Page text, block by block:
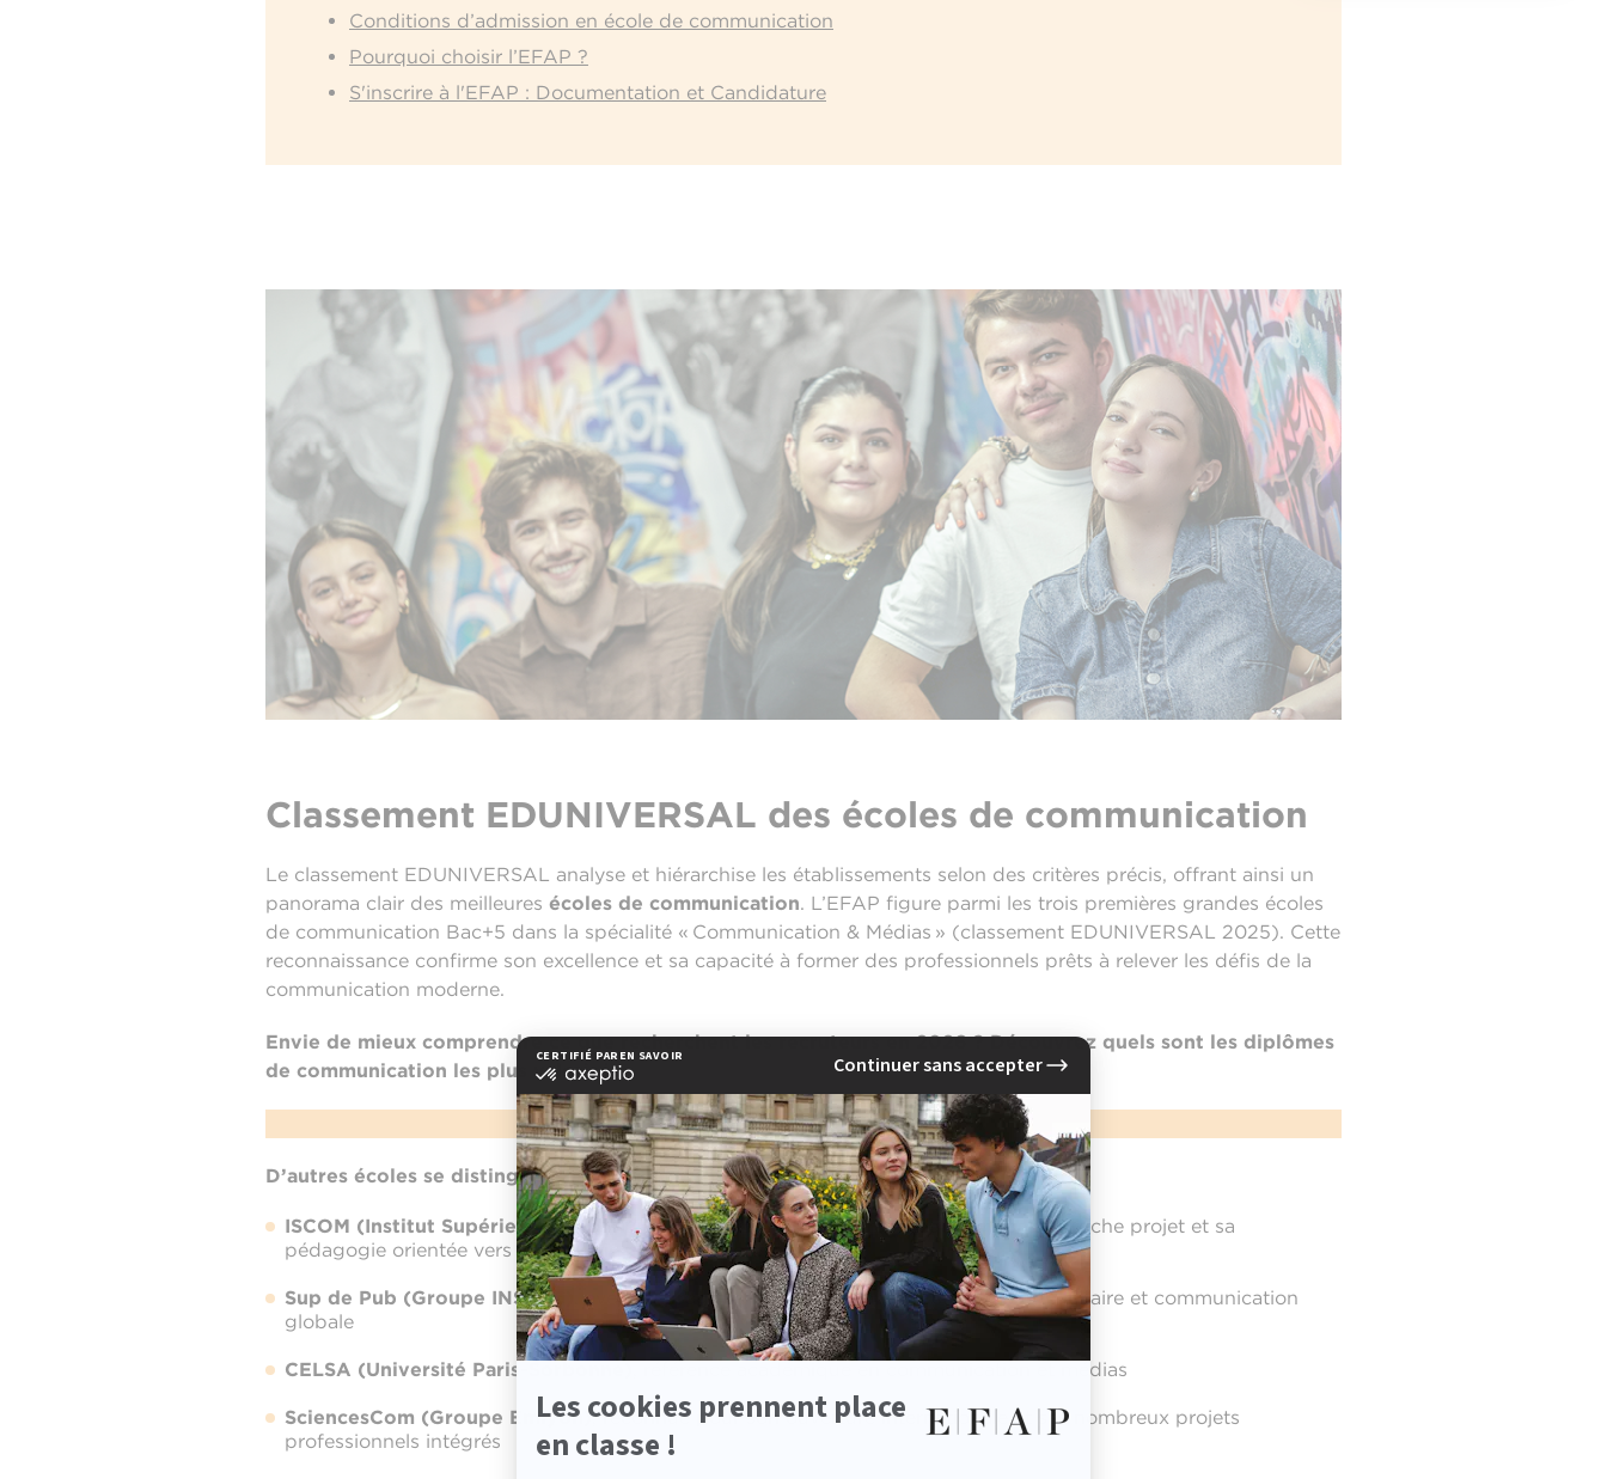
Conditions d’admission en école de communication
Pourquoi choisir l’EFAP ?
S'inscrire à l'EFAP : Documentation et Candidature
Classement EDUNIVERSAL des écoles de communication
Le classement EDUNIVERSAL analyse et hiérarchise les établissements selon des critères précis, offrant ainsi un
panorama clair des meilleures écoles de communication. L’EFAP figure parmi les trois premières grandes écoles
de communication Bac+5 dans la spécialité « Communication & Médias » (classement EDUNIVERSAL 2025). Cette
reconnaissance confirme son excellence et sa capacité à former des professionnels prêts à relever les défis de la
communication moderne.
Envie de mieux comprendre ce que recherchent les recruteurs en 2026 ? Découvrez quels sont les diplômes
de communication les plus valorisés.
D’autres écoles se distinguent également dans le classement :
ISCOM (Institut Supérieur de Communication et Publicité), réputée pour son approche projet et sa
pédagogie orientée vers le marketing et la publicité
Sup de Pub (Groupe INSEEC)
, avec un programme complet orienté stratégie publicitaire et communication
globale
CELSA (Université Paris-Sorbonne) , référence académique en communication et médias
SciencesCom (Groupe Emlyon), reconnue pour son ouverture internationale et ses nombreux projets
professionnels intégrés